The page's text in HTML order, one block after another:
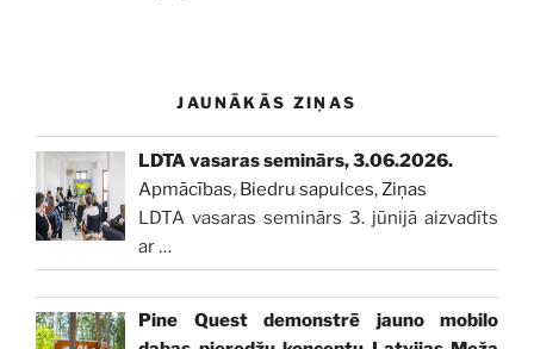
JAUNĀKĀS ZIŅAS
LDTA vasaras seminārs, 3.06.2026.
Apmācības, Biedru sapulces, Ziņas
LDTA vasaras seminārs 3. jūnijā aizvadīts
ar…
Pine Quest demonstrē jauno mobilo